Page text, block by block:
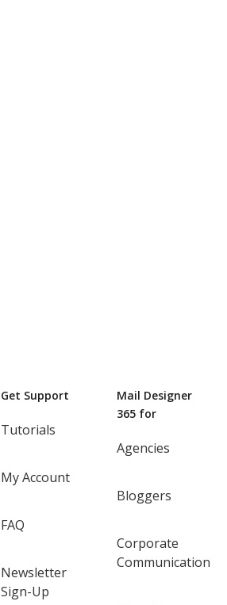
Get Support
Tutorials
My Account
FAQ
Newsletter
Sign-Up
Mail Designer
365 for
Agencies
Bloggers
Corporate
Communication